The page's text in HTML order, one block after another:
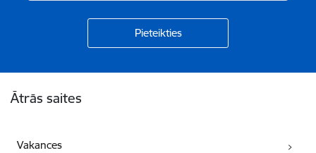
Ātrās saites
Vakances